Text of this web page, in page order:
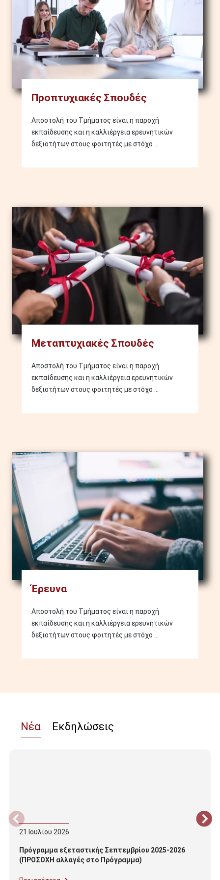
Προπτυχιακές Σπουδές
Αποστολή του Τμήματος είναι η παροχή
εκπαίδευσης και η καλλιέργεια ερευνητικών
δεξιοτήτων στους φοιτητές με στόχο ...
Image
Μεταπτυχιακές Σπουδές
Αποστολή του Τμήματος είναι η παροχή
εκπαίδευσης και η καλλιέργεια ερευνητικών
δεξιοτήτων στους φοιτητές με στόχο ...
Image
Έρευνα
Αποστολή του Τμήματος είναι η παροχή
εκπαίδευσης και η καλλιέργεια ερευνητικών
δεξιοτήτων στους φοιτητές με στόχο ...
Νέα Εκδηλώσεις
21 Ιουλίου 2026
Πρόγραμμα εξεταστικής Σεπτεμβρίου 2025-2026
(ΠΡΟΣΟΧΗ αλλαγές στο Πρόγραμμα)